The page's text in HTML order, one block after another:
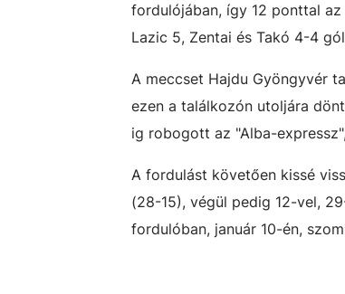
fordulójában, így 12 ponttal
Lazic 5, Zentai és Takó 4-4
A meccset Hajdu Gyöngyvér
ezen a találkozón utoljára
ig robogott az "Alba-
A fordulást követően kissé
(28-15), végül pedig 12-vel,
fordulóban, január 10-én,